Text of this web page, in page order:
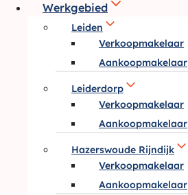
Werkgebied
Leiden
Verkoopmakelaar
Aankoopmakelaar
Leiderdorp
Verkoopmakelaar
Aankoopmakelaar
Hazerswoude Rijndijk
Verkoopmakelaar
Aankoopmakelaar